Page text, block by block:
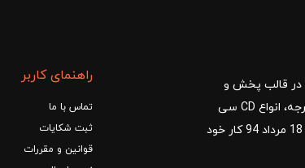
نظری در قالب پخش و
توزیع کتب درسی و کمک آموزشی، کتب دانشگاهی، کتابهای زبان خارجه، انواع CD سی
دی و DVD دی وی دی شروع کرد.فروشگاه آنلاین کتاب مارکا در تاریخ 18 مرداد 94 کار خود
راهنمای کاربر
تماس با ما
ثبت شکایات
قوانین و مقررات